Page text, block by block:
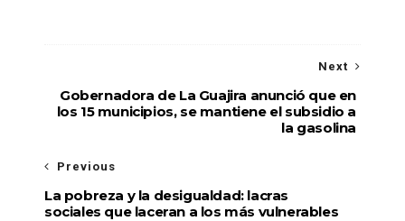
Next
Gobernadora de La Guajira anunció que en
los 15 municipios, se mantiene el subsidio a
la gasolina
Previous
La pobreza y la desigualdad: lacras
sociales que laceran a los más vulnerables